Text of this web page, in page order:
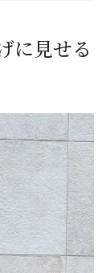
に見せる